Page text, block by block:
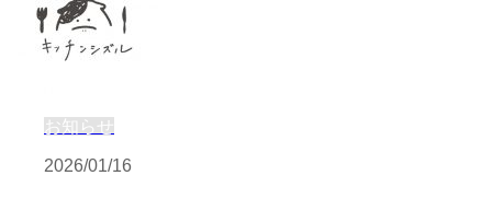
お知らせ
2026/01/16